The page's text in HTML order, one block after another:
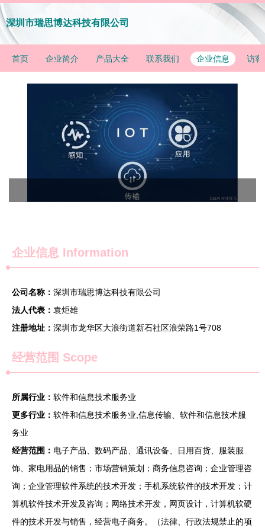
深圳市瑞思博达科技有限公司
首页 企业简介 产品大全 联系我们 企业信息 访客
企业信息 Information
公司名称： 深圳市瑞思博达科技有限公司
法人代表： 袁炬雄
注册地址： 深圳市龙华区大浪街道新石社区浪荣路1号708
经营范围 Scope
所属行业： 软件和信息技术服务业
更多行业： 软件和信息技术服务业,信息传输、软件和信息技术服
务业
经营范围： 电子产品、数码产品、通讯设备、日用百货、服装服
饰、家电用品的销售；市场营销策划；商务信息咨询；企业管理咨
询；企业管理软件系统的技术开发；手机系统软件的技术开发；计
算机软件技术开发及咨询；网络技术开发，网页设计，计算机软硬
件的技术开发与销售，经营电子商务。（法律、行政法规禁止的项